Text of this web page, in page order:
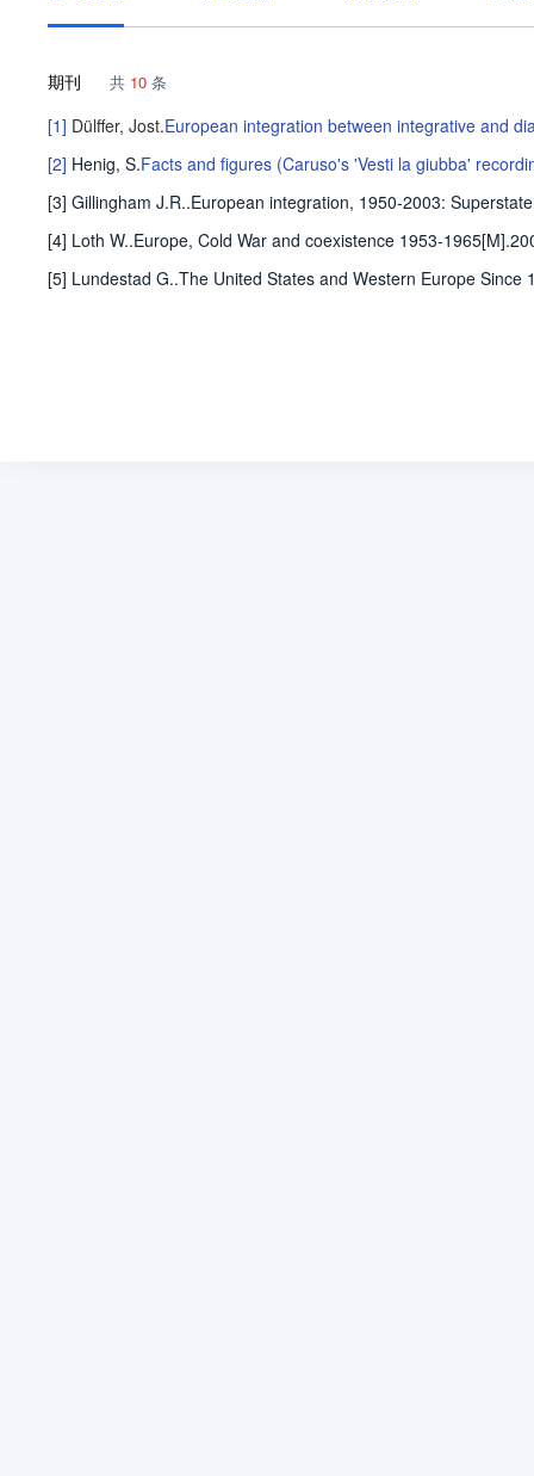
期刊 共 10 条
[1] Dülffer, Jost.European integration between integrative and
[2] Henig, S.Facts and figures (Caruso's 'Vesti la giubba'
[3] Gillingham J.R..European integration, 1950-2003:
[4] Loth W..Europe, Cold War and coexistence 1953-
[5] Lundestad G..The United States and Western Europe